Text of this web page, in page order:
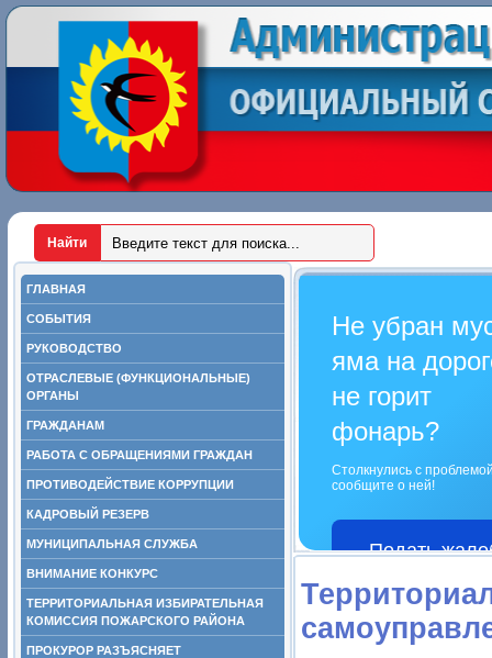
ГЛАВНАЯ
СОБЫТИЯ
РУКОВОДСТВО
ОТРАСЛЕВЫЕ (ФУНКЦИОНАЛЬНЫЕ)
ОРГАНЫ
ГРАЖДАНАМ
РАБОТА С ОБРАЩЕНИЯМИ ГРАЖДАН
ПРОТИВОДЕЙСТВИЕ КОРРУПЦИИ
КАДРОВЫЙ РЕЗЕРВ
МУНИЦИПАЛЬНАЯ СЛУЖБА
ВНИМАНИЕ КОНКУРС
ТЕРРИТОРИАЛЬНАЯ ИЗБИРАТЕЛЬНАЯ
КОМИССИЯ ПОЖАРСКОГО РАЙОНА
ПРОКУРОР РАЗЪЯСНЯЕТ
Не убран
яма на
не горит
фонарь?
Столкнулись с
сообщите о ней!
Подать